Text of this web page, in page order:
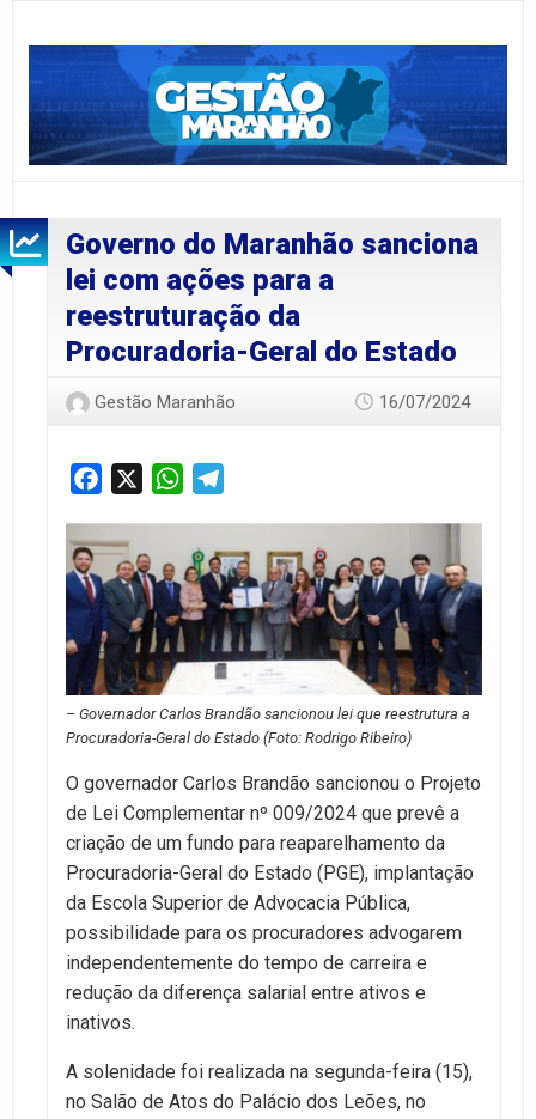
Governo do Maranhão sanciona
lei com ações para a
reestruturação da
Procuradoria-Geral do Estado
Gestão Maranhão 16/07/2024
Facebook WhatsApp
– Governador Carlos Brandão sancionou lei que reestrutura a
Procuradoria-Geral do Estado (Foto: Rodrigo Ribeiro)
O governador Carlos Brandão sancionou o Projeto
de Lei Complementar nº 009/2024 que prevê a
criação de um fundo para reaparelhamento da
Procuradoria-Geral do Estado (PGE), implantação
da Escola Superior de Advocacia Pública,
possibilidade para os procuradores advogarem
independentemente do tempo de carreira e
redução da diferença salarial entre ativos e
inativos.
A solenidade foi realizada na segunda-feira (15),
no Salão de Atos do Palácio dos Leões, no